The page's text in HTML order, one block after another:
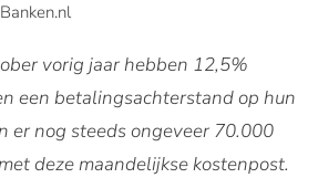
Banken.nl
vorig jaar hebben 12,5%
een betalingsachterstand op hun
er nog steeds ongeveer 70.000
deze maandelijkse kostenpost.